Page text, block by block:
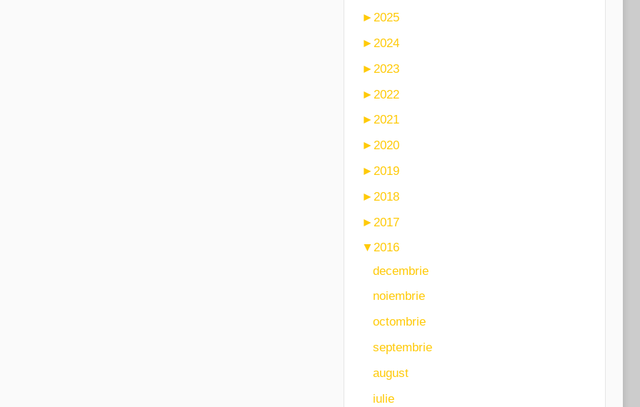
► 2025
► 2024
► 2023
► 2022
► 2021
► 2020
► 2019
► 2018
► 2017
▼2016
decembrie
noiembrie
octombrie
septembrie
august
iulie